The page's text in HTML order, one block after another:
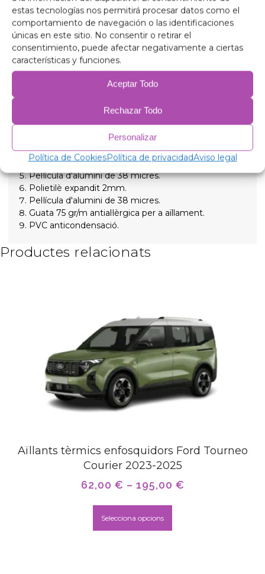
estas tecnologías nos permitirá procesar datos como el
comportamiento de navegación o las identificaciones
únicas en este sitio. No consentir o retirar el
consentimiento, puede afectar negativamente a ciertas
características y funciones.
Aceptar Todo
Rechazar Todo
Personalizar
Política de CookiesPolítica de privacidadAviso legal
Aïllant tèrmic i enfosquidor de 9 capes de gran qualitat
indicats per aïllar tant les altes temperatures com les
baixes per a més confort intern i proporcionant total
foscor per a les nits de descans, subjectats amb
ventoses de rosca de gran succió i fàcil extracció per
simplificar la seva col·locació
Alumini de 90 micres anti raigs ultraviolats i resistent
a ratllades.
Polietilè expandit 2mm.
Pel·lícula d'alumini de 38 micres, per a aïllament.
Polietilè expandit 2mm.
Pel·lícula d'alumini de 38 micres.
Polietilè expandit 2mm.
Pel·lícula d'alumini de 38 micres.
Guata 75 gr/m antial·lèrgica per a aïllament.
PVC anticondensació.
Productes relacionats
Aïllants tèrmics enfosquidors Ford Tourneo
Courier 2023-2025
62,00 € – 195,00 €
Selecciona opcions